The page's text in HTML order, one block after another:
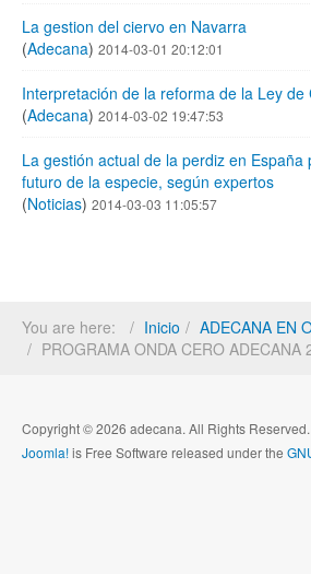
La gestion del ciervo en Navarra
(Adecana) 2014-03-01 20:12:01
Interpretación de la reforma de la Ley de
(Adecana) 2014-03-02 19:47:53
La gestión actual de la perdiz en España
futuro de la especie, según expertos
(Noticias) 2014-03-03 11:05:57
You are here: Inicio
ADECANA EN
PROGRAMA ONDA CERO ADECANA
Copyright © 2026 adecana. All Rights Reserved.
Joomla!is Free Software released under the